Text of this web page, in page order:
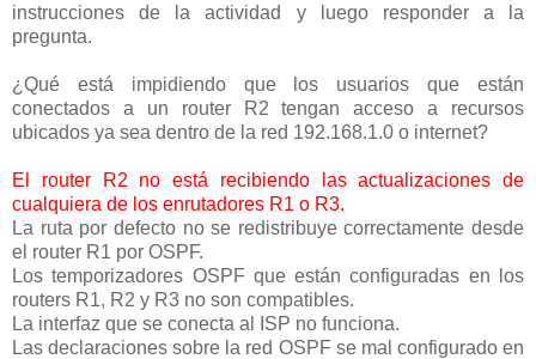
instrucciones de la actividad y luego responder a la
pregunta.
¿Qué está impidiendo que los usuarios que están
conectados a un router R2 tengan acceso a recursos
ubicados ya sea dentro de la red 192.168.1.0 o internet?
El router R2 no está recibiendo las actualizaciones de
cualquiera de los enrutadores R1 o R3.
La ruta por defecto no se redistribuye correctamente desde
el router R1 por OSPF.
Los temporizadores OSPF que están configuradas en los
routers R1, R2 y R3 no son compatibles.
La interfaz que se conecta al ISP no funciona.
Las declaraciones sobre la red OSPF se mal configurado en